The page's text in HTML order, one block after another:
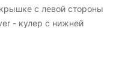
с левой стороны
- кулер с нижней